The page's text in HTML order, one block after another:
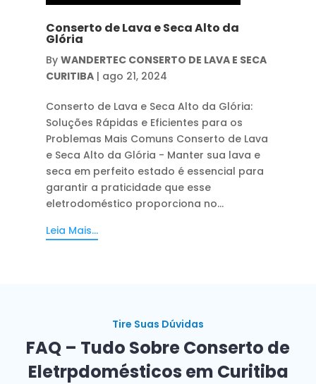
Conserto de Lava e Seca Alto da
Glória
By WANDERTEC CONSERTO DE LAVA E SECA
CURITIBA| ago 21, 2024
Conserto de Lava e Seca Alto da Glória:
Soluções Rápidas e Eficientes para os
Problemas Mais Comuns Conserto de Lava
e Seca Alto da Glória - Manter sua lava e
seca em perfeito estado é essencial para
garantir a praticidade que esse
eletrodoméstico proporciona no...
Leia Mais...
Tire Suas Dúvidas
FAQ – Tudo Sobre Conserto de
Eletrpdomésticos em Curitiba